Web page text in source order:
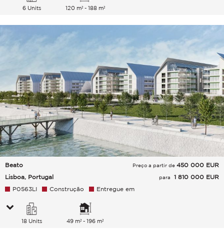
6 Units 120 m² - 188 m²
Beato
Lisboa, Portugal
Preço a partir de 450 000 EUR
para
1 810 000 EUR
P0563LI
Construção Entregue em
18 Units 49 m² - 196 m²